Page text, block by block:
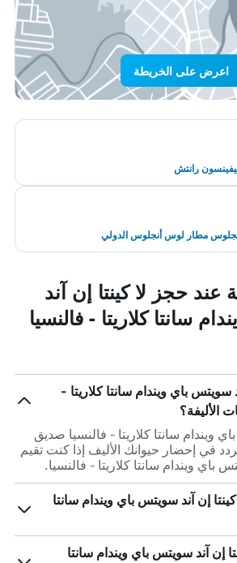
اعرض على الخريطة
رانتش
مطار لوس أنجلوس الدولي
عند حجز لا كينتا إن آند
سانتا كلاريتا - فالنسيا
سويتس باي ويندام سانتا كلاريتا -
الأليفة؟
ويندام سانتا كلاريتا - فالنسيا صديق
في إحضار حيوانك الأليف إذا كنت تقيم
باي ويندام سانتا كلاريتا - فالنسيا.
إن آند سويتس باي ويندام سانتا
إن آند سويتس باي ويندام سانتا